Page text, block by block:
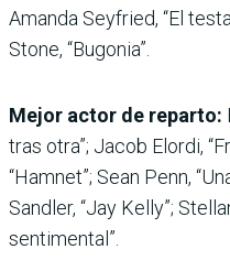
Amanda Seyfried, “El
Stone, “Bugonia”.
Mejor actor de reparto:
tras otra”; Jacob Elordi,
“Hamnet”; Sean Penn,
Sandler, “Jay Kelly”;
sentimental”.